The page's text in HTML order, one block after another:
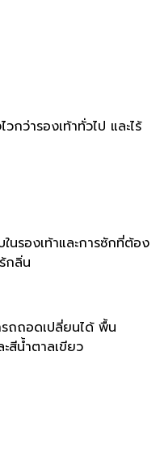
ว่ารองเท้าทั่วไป และไร้
รองเท้าและการซักที่ต้อง
กลิ่น
รถถอดเปลี่ยนได้ พื้น
สีน้ำตาลเขียว